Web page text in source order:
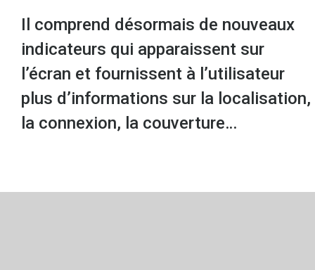
Il comprend désormais de nouveaux
indicateurs qui apparaissent sur
l’écran et fournissent à l’utilisateur
plus d’informations sur la localisation,
la connexion, la couverture…